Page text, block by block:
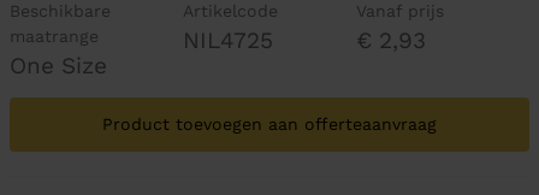
Beschikbare
maatrange
One Size
Artikelcode
NIL4725
Vanaf prijs
€ 2,93
Product toevoegen aan offerteaanvraag